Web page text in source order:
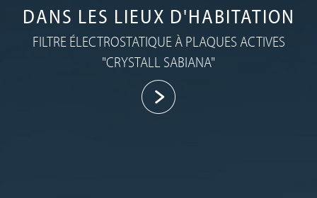
DANS LES LIEUX D'HABITATION
FILTRE ÉLECTROSTATIQUE À PLAQUES ACTIVES
"CRYSTALL SABIANA"